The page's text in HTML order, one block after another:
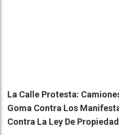
La Calle Protesta:
Goma Contra Los
Contra La Ley De